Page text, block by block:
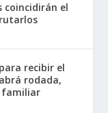
coincidirán el
recibir el
rodada,
familiar